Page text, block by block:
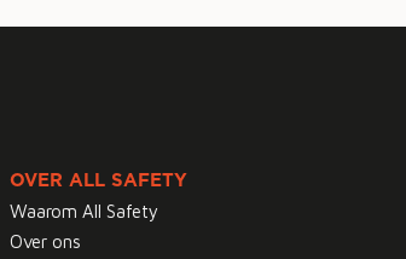
OVER ALL SAFETY
Waarom All Safety
Over ons